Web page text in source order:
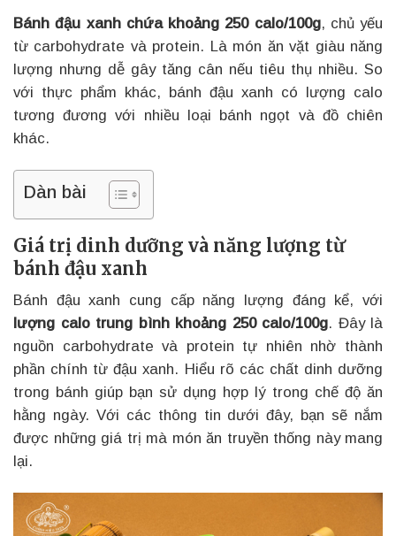
Bánh đậu xanh chứa khoảng 250 calo/100g, chủ yếu
từ carbohydrate và protein. Là món ăn vặt giàu năng
lượng nhưng dễ gây tăng cân nếu tiêu thụ nhiều. So
với thực phẩm khác, bánh đậu xanh có lượng calo
tương đương với nhiều loại bánh ngọt và đồ chiên
khác.
Dàn bài
Giá trị dinh dưỡng và năng lượng từ
bánh đậu xanh
Bánh đậu xanh cung cấp năng lượng đáng kể, với
lượng calo trung bình khoảng 250 calo/100g. Đây là
nguồn carbohydrate và protein tự nhiên nhờ thành
phần chính từ đậu xanh. Hiểu rõ các chất dinh dưỡng
trong bánh giúp bạn sử dụng hợp lý trong chế độ ăn
hằng ngày. Với các thông tin dưới đây, bạn sẽ nắm
được những giá trị mà món ăn truyền thống này mang
lại.